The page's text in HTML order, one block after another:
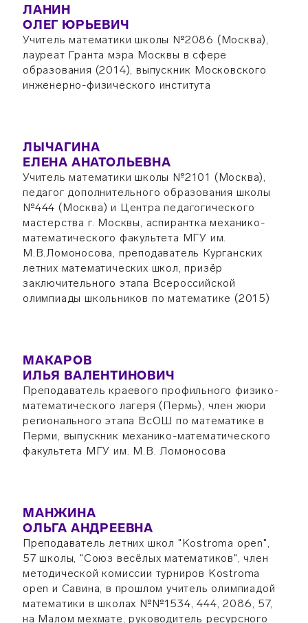
ЛАНИН
ОЛЕГ ЮРЬЕВИЧ
Учитель математики школы №2086 (Москва),
лауреат Гранта мэра Москвы в сфере
образования (2014), выпускник Московского
инженерно-физического института
ЛЫЧАГИНА
ЕЛЕНА АНАТОЛЬЕВНА
Учитель математики школы №2101 (Москва),
педагог дополнительного образования школы
№444 (Москва) и Центра педагогического
мастерства г. Москвы, аспирантка механико-
математического факультета МГУ им.
М.В.Ломоносова, преподаватель Курганских
летних математических школ, призёр
заключительного этапа Всероссийской
олимпиады школьников по математике (2015)
МАКАРОВ
ИЛЬЯ ВАЛЕНТИНОВИЧ
Преподаватель краевого профильного физико-
математического лагеря (Пермь), член жюри
регионального этапа ВсОШ по математике в
Перми, выпускник механико-математического
факультета МГУ им. М.В. Ломоносова
МАНЖИНА
ОЛЬГА АНДРЕЕВНА
Преподаватель летних школ "Kostroma open",
57 школы, "Союз весёлых математиков", член
методической комиссии турниров Kostroma
open и Савина, в прошлом учитель олимпиадой
математики в школах №№1534, 444, 2086, 57,
на Малом мехмате, руководитель ресурсного